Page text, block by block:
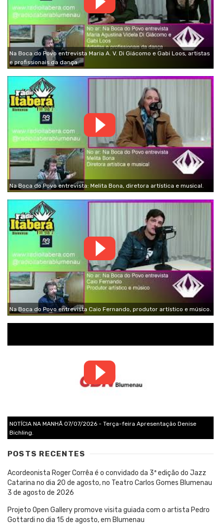
Na Boca do Povo entrevista Maria A. V. Di Giácomo e Gabi Loos, artistas
e profissionais da dança.
Na Boca do Povo entrevista: Melita Bona, diretora artística e musical.
Na Boca do Povo entrevista Caio Fernando, produtor artístico e músico.
NOTÍCIA NA MANHÃ 07/07/2026 - Terça-feira Apresentação Denise
Bichling.
POSTS RECENTES
Acordeonista Roger Corrêa é o convidado da 3ª edição do Jazz
Catarina no dia 20 de agosto, no Teatro Carlos Gomes Blumenau
3 de agosto de 2026
Projeto Open Gallery promove visita guiada com o artista Pedro
Gottardi no dia 15 de agosto, em Blumenau